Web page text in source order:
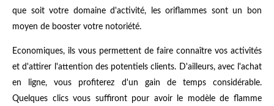
que soit votre domaine d'activité, les oriflammes sont un bon
moyen de booster votre notoriété.
Economiques, ils vous permettent de faire connaître vos activités
et d'attirer l'attention des potentiels clients. D'ailleurs, avec l'achat
en ligne, vous profiterez d'un gain de temps considérable.
Quelques clics vous suffiront pour avoir le modèle de flamme